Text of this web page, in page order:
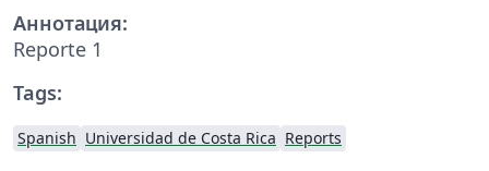
Аннотация:
Reporte 1
Tags:
Spanish Universidad de Costa Rica Reports